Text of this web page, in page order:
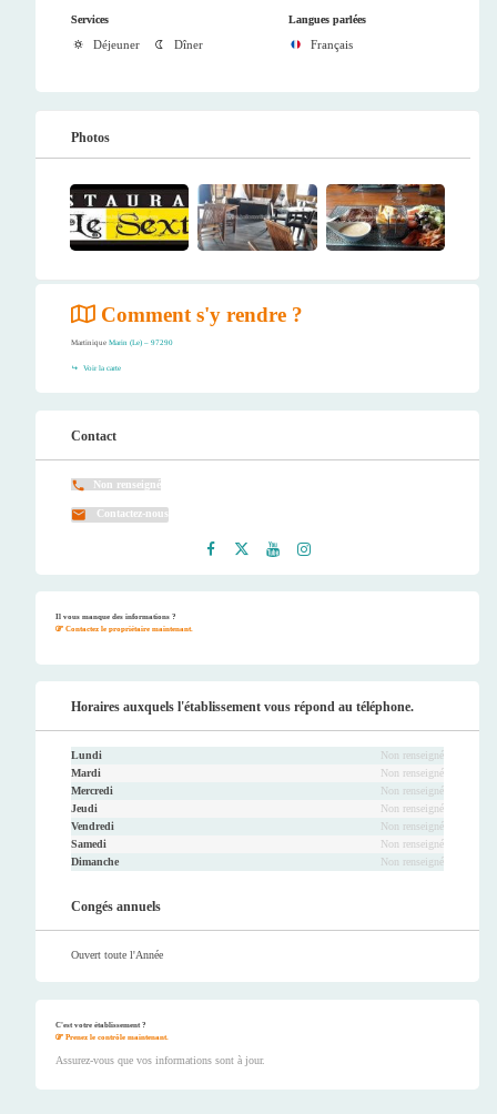
Services
Déjeuner Dîner
Langues parlées
Français
Photos
Comment s'y rendre ?
Martinique Marin (Le) – 97290
Voir la carte
Contact
Non renseigné
Contactez-nous
Il vous manque des informations ?
Contactez le propriétaire maintenant.
Horaires auxquels l'établissement vous répond au téléphone.
Lundi
Non renseigné
Mardi
Non renseigné
Mercredi
Non renseigné
Jeudi
Non renseigné
Vendredi
Non renseigné
Samedi
Non renseigné
Dimanche
Non renseigné
Congés annuels
Ouvert toute l'Année
C'est votre établissement ?
Prenez le contrôle maintenant.
Assurez-vous que vos informations sont à jour.